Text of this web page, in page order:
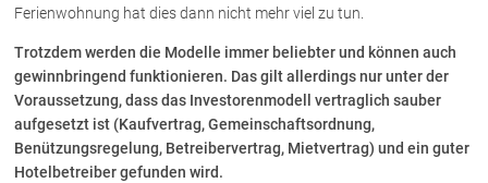
Vorarlberg Online
NOVUM
Fachliteratur
FAQ
Ferienwohnung hat dies dann nicht mehr viel zu tun.
Trotzdem werden die Modelle immer beliebter und können auch
gewinnbringend funktionieren. Das gilt allerdings nur unter der
Voraussetzung, dass das Investorenmodell vertraglich sauber
aufgesetzt ist (Kaufvertrag, Gemeinschaftsordnung,
Benützungsregelung, Betreibervertrag, Mietvertrag) und ein guter
Hotelbetreiber gefunden wird.